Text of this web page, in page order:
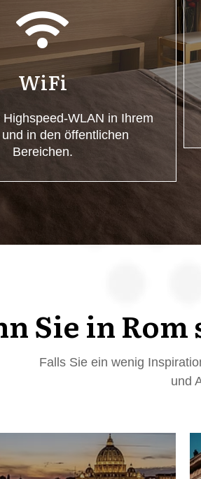
WiFi
WLAN in Ihrem
in den öffentlichen
Bereichen.
Sie in
Falls Sie ein wenig
und